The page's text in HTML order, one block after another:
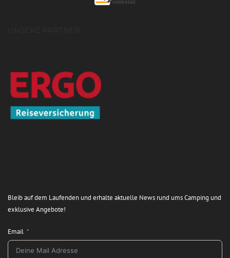
Bleib auf dem Laufenden und erhalte aktuelle News rund ums Camping und
exklusive Angebote!
Email